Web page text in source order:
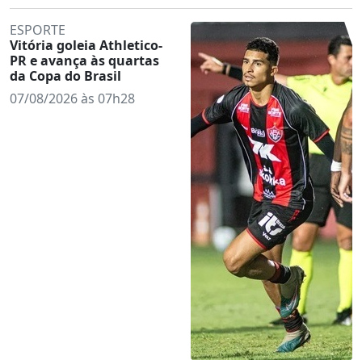
ESPORTE
Vitória goleia Athletico-
PR e avança às quartas
da Copa do Brasil
07/08/2026 às 07h28